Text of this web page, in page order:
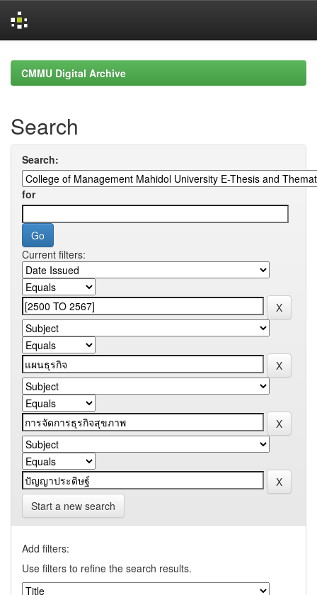
navigationCMMU Digital Archive
Search
Search:
for
Current filters:
Start a new search
Add filters:
Use filters to refine the search results.